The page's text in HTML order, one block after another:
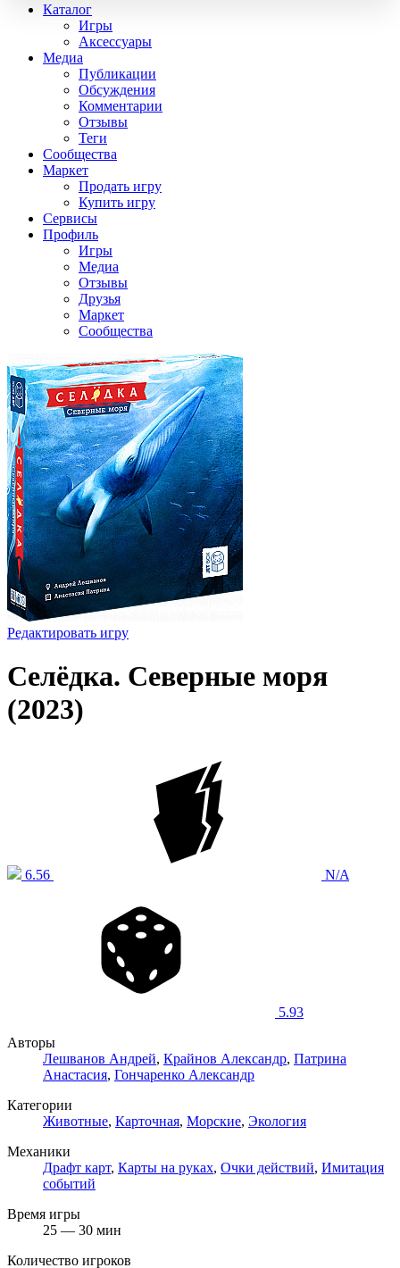
Каталог
Игры
Аксессуары
Медиа
Публикации
Обсуждения
Комментарии
Отзывы
Теги
Сообщества
Маркет
Продать игру
Купить игру
Сервисы
Профиль
Игры
Медиа
Отзывы
Друзья
Маркет
Сообщества
Редактировать игру
Селёдка. Северные моря
(2023)
6.56 N/A
5.93
Авторы
Лешванов Андрей, Крайнов Александр, Патрина
Анастасия, Гончаренко Александр
Категории
Животные, Карточная, Морские, Экология
Механики
Драфт карт, Карты на руках, Очки действий, Имитация
событий
Время игры
25 — 30 мин
Количество игроков